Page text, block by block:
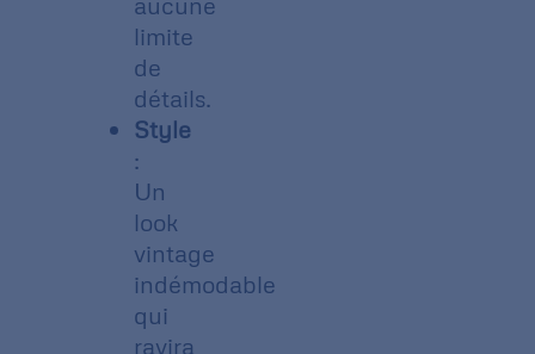
limite
de
détails.
Style
:
Un
look
vintage
indémodable
qui
ravira